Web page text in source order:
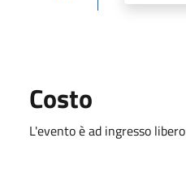
Costo
L'evento è ad ingresso libero